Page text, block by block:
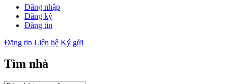
Đăng nhập
Đăng ký
Đăng tin
Đăng tin Liên hệ Ký gửi
Tìm nhà